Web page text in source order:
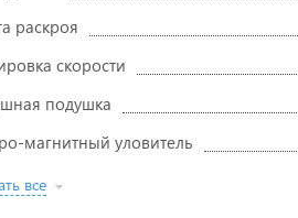
раскроя
скорости
подушка
магнитный уловитель
все